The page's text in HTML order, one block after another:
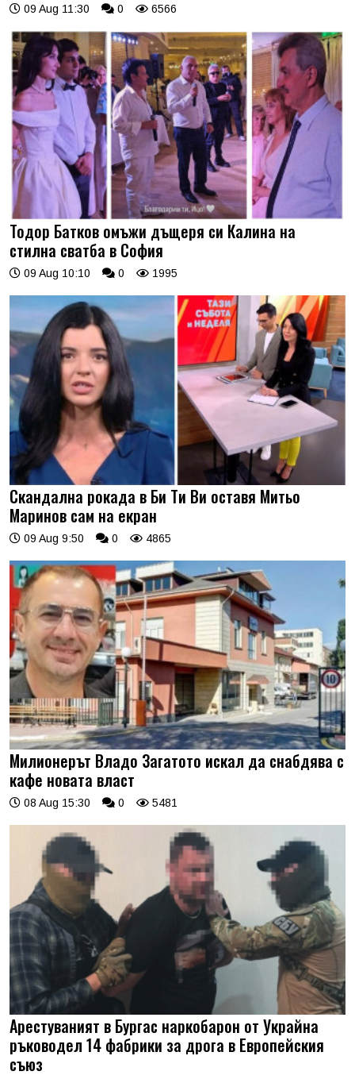
09 Aug 11:30 0 6566
Тодор Батков омъжи дъщеря си Калина на
стилна сватба в София
09 Aug 10:10 0 1995
Скандална рокада в Би Ти Ви оставя Митьо
Маринов сам на екран
09 Aug 9:50 0 4865
Милионерът Владо Загатото искал да снабдява с
кафе новата власт
08 Aug 15:30 0 5481
Арестуваният в Бургас наркобарон от Украйна
ръководел 14 фабрики за дрога в Европейския
съюз